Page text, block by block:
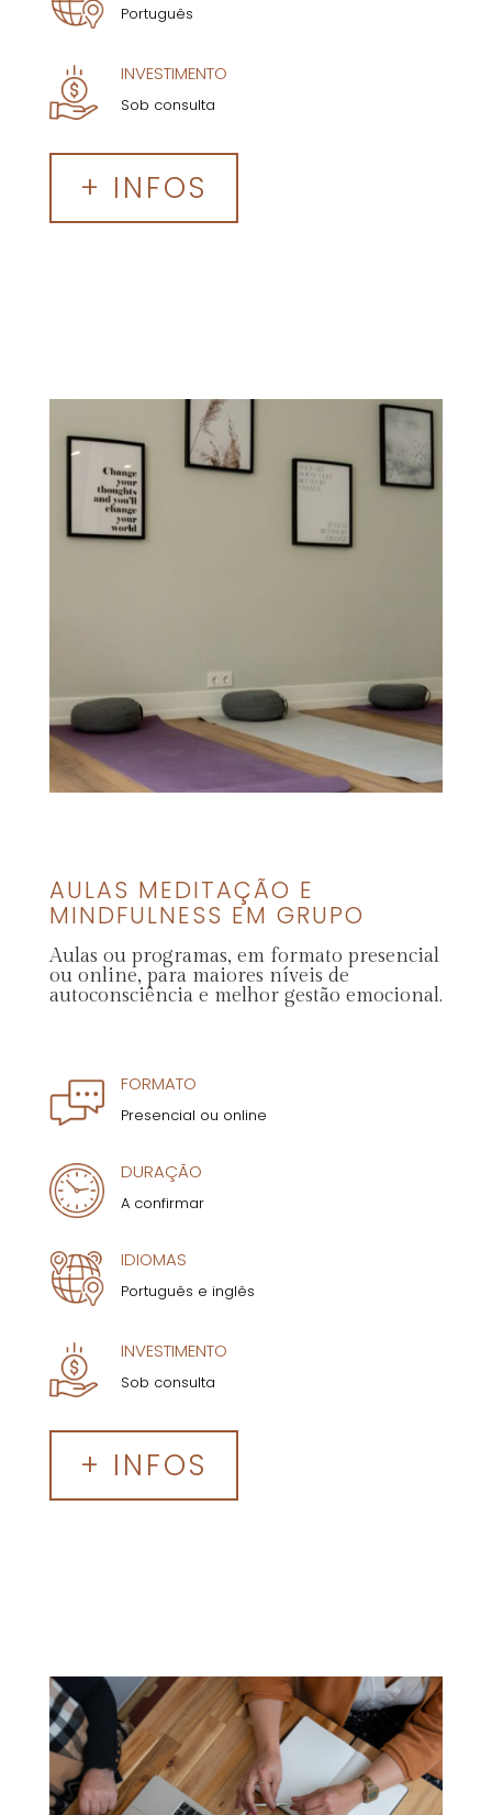
Português
INVESTIMENTO
Sob consulta
+ INFOS
AULAS MEDITAÇÃO E
MINDFULNESS EM GRUPO
Aulas ou programas, em formato presencial
ou online, para maiores níveis de
autoconsciência e melhor gestão emocional.
FORMATO
Presencial ou online
DURAÇÃO
A confirmar
IDIOMAS
Português e inglês
INVESTIMENTO
Sob consulta
+ INFOS